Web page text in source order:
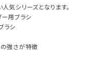
気シリーズとなります。
ー用ブラシ
ラシ
の強さが特徴